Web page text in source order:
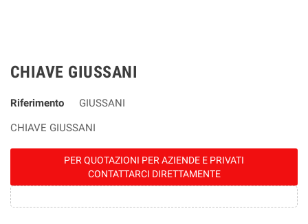
CHIAVE GIUSSANI
Riferimento
GIUSSANI
CHIAVE GIUSSANI
PER QUOTAZIONI PER AZIENDE E PRIVATI
CONTATTARCI DIRETTAMENTE